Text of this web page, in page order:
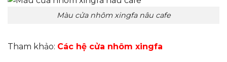
Màu cửa nhôm xingfa nâu cafe
Tham khảo: Các hệ cửa nhôm xingfa